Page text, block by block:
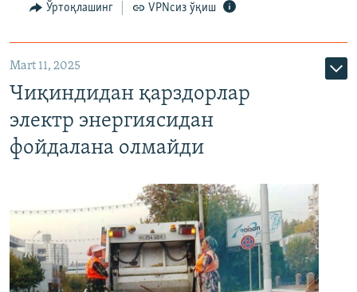
Ўртоқлашинг VPNсиз ўқиш
Mart 11, 2025
Чиқиндидан қарздорлар
электр энергиясидан
фойдалана олмайди